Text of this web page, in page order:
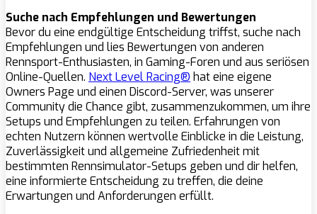
Suche nach Empfehlungen und Bewertungen
Bevor du eine endgültige Entscheidung triffst, suche nach
Empfehlungen und lies Bewertungen von anderen
Rennsport-Enthusiasten, in Gaming-Foren und aus seriösen
Online-Quellen. Next Level Racing® hat eine eigene
Owners Page und einen Discord-Server, was unserer
Community die Chance gibt, zusammenzukommen, um ihre
Setups und Empfehlungen zu teilen. Erfahrungen von
echten Nutzern können wertvolle Einblicke in die Leistung,
Zuverlässigkeit und allgemeine Zufriedenheit mit
bestimmten Rennsimulator-Setups geben und dir helfen,
eine informierte Entscheidung zu treffen, die deine
Erwartungen und Anforderungen erfüllt.